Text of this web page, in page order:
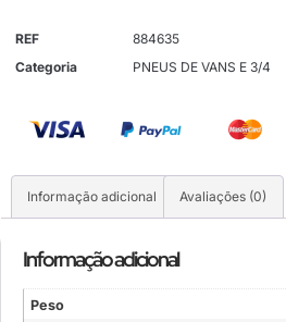
REF
884635
Categoria
PNEUS DE VANS E 3/4
Informação adicional Avaliações (0)
Informação adicional
Peso